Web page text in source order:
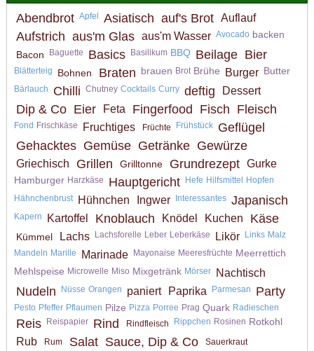
Abendbrot Apfel Asiatisch auf's Brot Auflauf
Aufstrich aus'm Glas aus'm Wasser Avocado backen
Bacon
Baguette Basics Basilikum BBQ Beilage Bier
Blätterteig Bohnen Braten brauen Brot Brühe Burger Butter
Bärlauch Chilli Chutney Cocktails Curry deftig Dessert
Dip & Co Eier Feta Fingerfood Fisch Fleisch
Fond Frischkäse Fruchtiges Früchte Frühstück Geflügel
Gehacktes Gemüse Getränke Gewürze
Griechisch Grillen Grilltonne Grundrezept Gurke
Hamburger Harzkäse Hauptgericht Hefe Hilfsmittel Hopfen
Hähnchenbrust
Hühnchen Ingwer Interessantes Japanisch
Kapern Kartoffel Knoblauch Knödel Kuchen Käse
Kümmel Lachs Lachsforelle Leber Leberkäse Likör Links Malz
Mandeln Marille Marinade Mayonaise Meeresfrüchte Meerrettich
Mehlspeise Microwelle Miso Mixgetränk Mörser Nachtisch
Nudeln Nüsse Orangen paniert Paprika Parmesan Party
Pesto Pfeffer Pflaumen Pilze Pizza Porree Prag Quark Radieschen
Reis Reispapier Rind Rindfleisch Rippchen Rosinen Rotkohl
Rub Rum Salat Sauce, Dip & Co Sauerkraut